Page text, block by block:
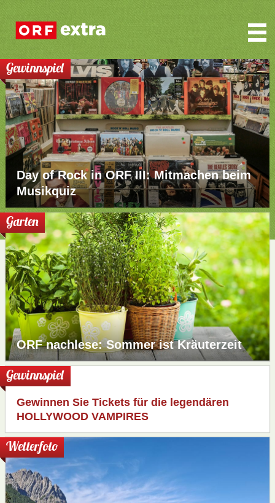
Gewinnspiel
Day of Rock in ORF III: Mitmachen beim
Musikquiz
Garten
ORF nachlese: Sommer ist Kräuterzeit
Gewinnspiel
Gewinnen Sie Tickets für die legendären
HOLLYWOOD VAMPIRES
Wetterfoto